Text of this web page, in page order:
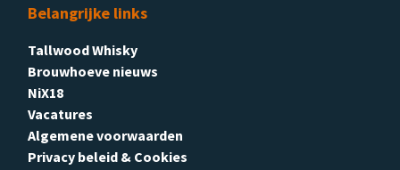
Belangrijke links
Tallwood Whisky
Brouwhoeve nieuws
NiX18
Vacatures
Algemene voorwaarden
Privacy beleid & Cookies